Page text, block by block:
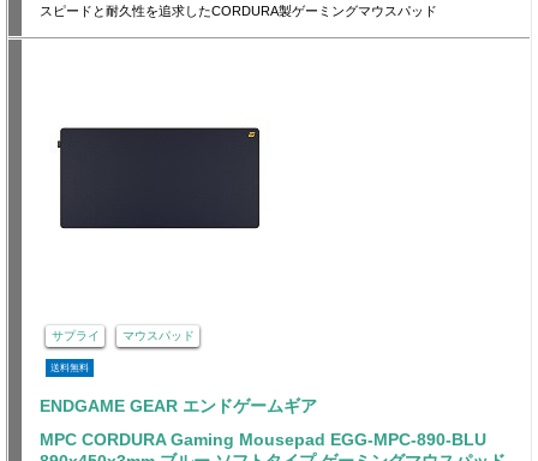
スピードと耐久性を追求したCORDURA製ゲーミングマウスパッド
サプライ マウスパッド
送料無料
ENDGAME GEAR エンドゲームギア
MPC CORDURA Gaming Mousepad EGG-MPC-890-BLU